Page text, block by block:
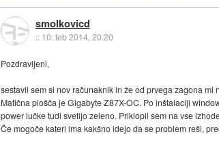
smolkovicd
:: 10. feb 2014, 20:20
Pozdravljeni,
sestavil sem si nov računaknik in že od prvega zagona mi
Matična plošča je Gigabyte Z87X-OC. Po inštalaciji
power lučke tudi svetijo zeleno. Priklopil sem na vse
Če mogoče kateri ima kakšno idejo da se problem reši,